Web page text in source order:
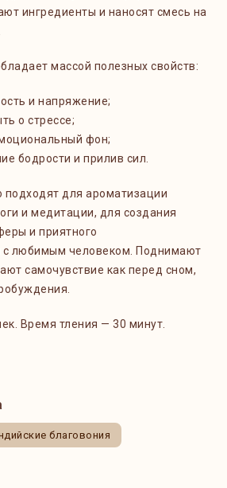
ингредиенты и наносят смесь на
массой полезных свойств:
и напряжение;
о стрессе;
фон;
бодрости и прилив сил.
подходят для ароматизации
и медитации, для создания
и приятного
любимым человеком. Поднимают
самочувствие как перед сном,
Время тления — 30 минут.
благовония